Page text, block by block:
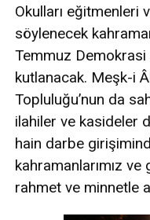
Okulları eğitmenleri
söylenecek
Temmuz Demokrasi
kutlanacak. Meşk-i
Topluluğu’nun da
ilahiler ve kasideler
hain darbe
kahramanlarımız
rahmet ve minnetle